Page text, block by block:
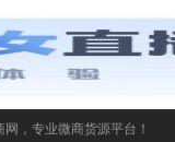
网，专业微商货源平台！